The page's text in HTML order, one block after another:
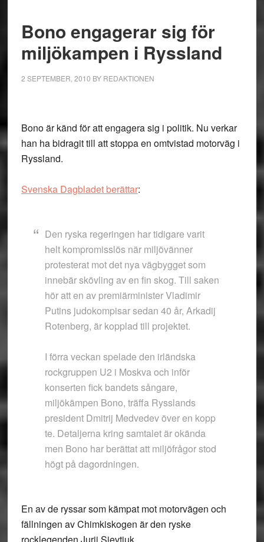
Bono engagerar sig för
miljökampen i Ryssland
2 SEPTEMBER, 2010 BY REDAKTIONEN
Bono är känd för att engagera sig i politik. Nu verkar
han ha bidragit till att stoppa en omtvistad motorväg i
Ryssland.
Svenska Dagbladet berättar:
Den ryska regeringen har tidigare varit
helt kompromisslös när miljövänner
protesterat mot det nya vägbygget som
innebär skövling av en fin skog. Till saken
hör att en av premiärminister Vladimir
Putins judokompisar sedan 40 år, Arkadij
Rotenberg, är kopplad till projektet.
I förra veckan spelade den irländska
rockgruppen U2 i Moskva och inför
konserten fick bandets sångare,
miljökämpen Bono, träffa Rysslands
president Dmitrij Medvedev över en kopp
te. Detaljerna kring samtalet är okända
men Bono har berättat att miljöfrågor stod
högt på dagordningen.
En av de ryssar som kämpat mot motorvägen och
fällningen av Chimkiskogen är den ryske